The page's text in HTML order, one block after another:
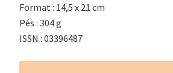
Format : 14,5 x 21 cm
Pés : 304 g
ISSN : 03396487